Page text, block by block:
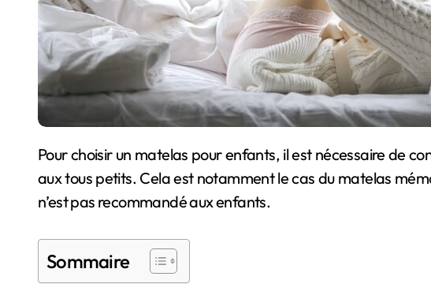
Pour choisir un matelas pour enfants, il est nécessaire de considérer les caractéristiques de celui-ci. En effet, toutes les technologies ne conviennent pas
aux tous petits. Cela est notamment le cas du matelas
n’est pas recommandé aux enfants.
Sommaire